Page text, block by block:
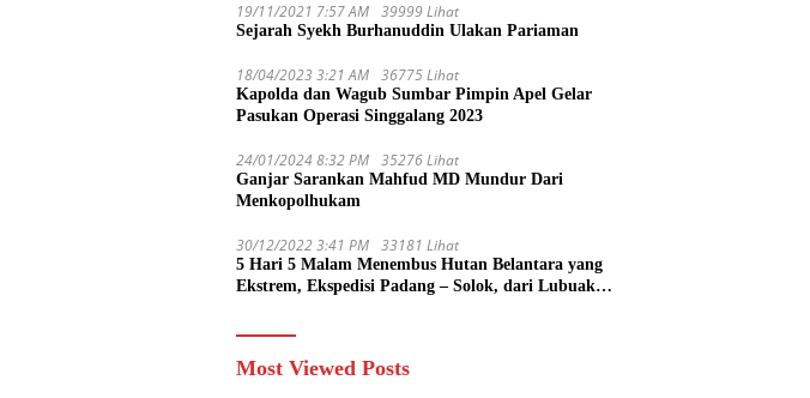
19/11/2021 7:57 AM 39999 Lihat
Sejarah Syekh Burhanuddin Ulakan Pariaman
18/04/2023 3:21 AM 36775 Lihat
Kapolda dan Wagub Sumbar Pimpin Apel Gelar
Pasukan Operasi Singgalang 2023
24/01/2024 8:32 PM 35276 Lihat
Ganjar Sarankan Mahfud MD Mundur Dari
Menkopolhukam
30/12/2022 3:41 PM 33181 Lihat
5 Hari 5 Malam Menembus Hutan Belantara yang
Ekstrem, Ekspedisi Padang – Solok, dari Lubuak
Most Viewed Posts